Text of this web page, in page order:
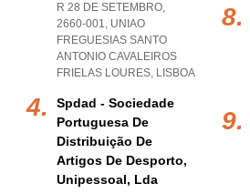
R 28 DE SETEMBRO,
2660-001, UNIAO
FREGUESIAS SANTO
ANTONIO CAVALEIROS
FRIELAS LOURES, LISBOA
Spdad - Sociedade
Portuguesa De
Distribuição De
Artigos De Desporto,
Unipessoal, Lda